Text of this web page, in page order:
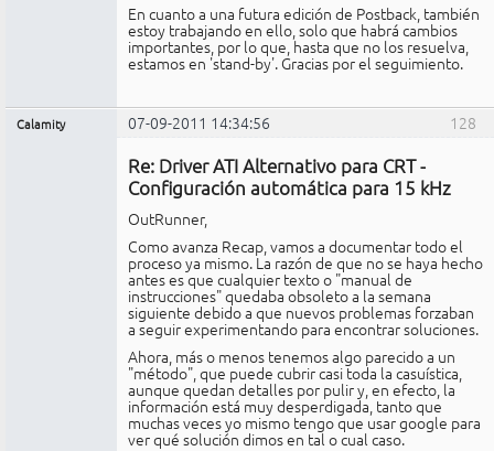
En cuanto a una futura edición de Postback, también
estoy trabajando en ello, solo que habrá cambios
importantes, por lo que, hasta que no los resuelva,
estamos en 'stand-by'. Gracias por el seguimiento.
128
Calamity 07-09-2011 14:34:56
Re: Driver ATI Alternativo para CRT -
Configuración automática para 15 kHz
OutRunner,
Como avanza Recap, vamos a documentar todo el
proceso ya mismo. La razón de que no se haya hecho
antes es que cualquier texto o "manual de
instrucciones" quedaba obsoleto a la semana
siguiente debido a que nuevos problemas forzaban
a seguir experimentando para encontrar soluciones.
Ahora, más o menos tenemos algo parecido a un
"método", que puede cubrir casi toda la casuística,
aunque quedan detalles por pulir y, en efecto, la
información está muy desperdigada, tanto que
muchas veces yo mismo tengo que usar google para
ver qué solución dimos en tal o cual caso.